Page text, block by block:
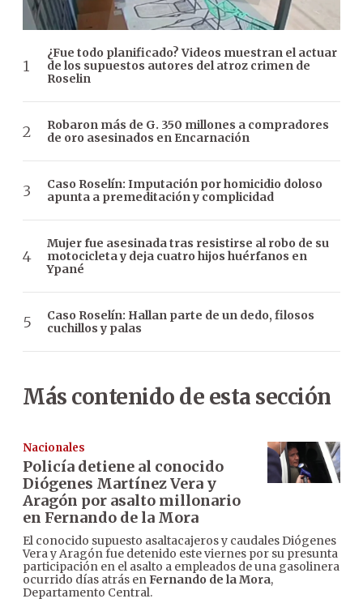
¿Fue todo planificado? Videos muestran el actuar
de los supuestos autores del atroz crimen de
Roselin
Robaron más de G. 350 millones a compradores
de oro asesinados en Encarnación
Caso Roselín: Imputación por homicidio doloso
apunta a premeditación y complicidad
Mujer fue asesinada tras resistirse al robo de su
motocicleta y deja cuatro hijos huérfanos en
Ypané
Caso Roselín: Hallan parte de un dedo, filosos
cuchillos y palas
Más contenido de esta sección
Nacionales
Policía detiene al conocido
Diógenes Martínez Vera y
Aragón por asalto millonario
en Fernando de la Mora
El conocido supuesto asaltacajeros y caudales Diógenes
Vera y Aragón fue detenido este viernes por su presunta
participación en el asalto a empleados de una gasolinera
ocurrido días atrás enFernando de la Mora,
Departamento Central.